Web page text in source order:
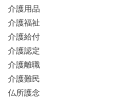
介護用品
介護福祉
介護給付
介護認定
介護離職
介護難民
仏所護念